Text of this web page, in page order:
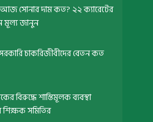
আজ সোনার দাম কত? ২২ ক্যারেটের
মূল্য জানুন
চাকরিজীবীদের বেতন কত
বিরুদ্ধে শাস্তিমূলক ব্যবস্থা
শিক্ষক সমিতির